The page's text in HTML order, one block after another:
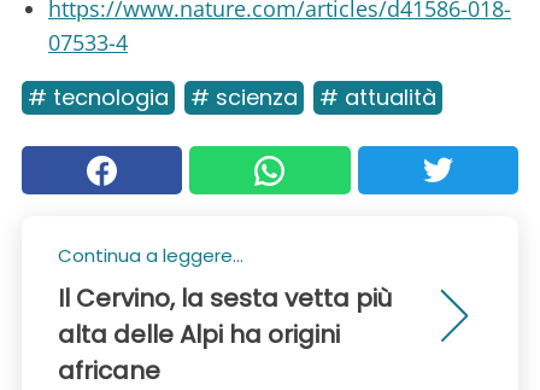
https://www.nature.com/articles/d41586-018-
07533-4
# tecnologia # scienza # attualità
Continua a leggere...
Il Cervino, la sesta vetta più
alta delle Alpi ha origini
africane